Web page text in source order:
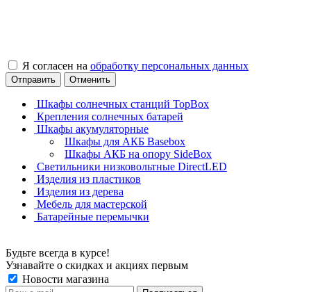
Я согласен на обработку персональных данных
Отправить Отменить
Шкафы солнечных станций TopBox
Крепления солнечных батарей
Шкафы акумуляторные
Шкафы для АКБ Basebox
Шкафы АКБ на опору SideBox
Светильники низковольтные DirectLED
Изделия из пластиков
Изделия из дерева
Мебель для мастерской
Батарейные перемычки
Будьте всегда в курсе!
Узнавайте о скидках и акциях первым
Новости магазина